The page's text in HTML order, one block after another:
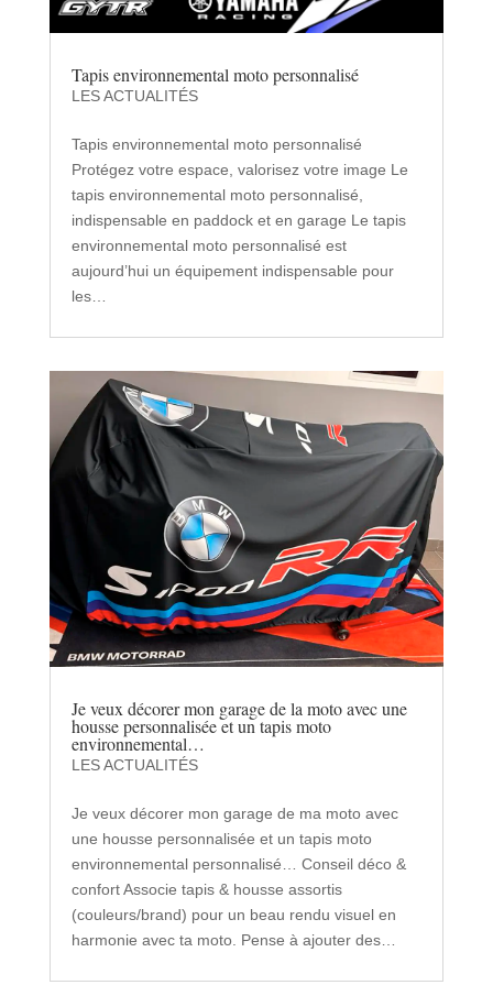
Tapis environnemental moto personnalisé
LES ACTUALITÉS
Tapis environnemental moto personnalisé
Protégez votre espace, valorisez votre image Le
tapis environnemental moto personnalisé,
indispensable en paddock et en garage Le tapis
environnemental moto personnalisé est
aujourd’hui un équipement indispensable pour
les…
Je veux décorer mon garage de la moto avec une
housse personnalisée et un tapis moto
environnemental…
LES ACTUALITÉS
Je veux décorer mon garage de ma moto avec
une housse personnalisée et un tapis moto
environnemental personnalisé… Conseil déco &
confort Associe tapis & housse assortis
(couleurs/brand) pour un beau rendu visuel en
harmonie avec ta moto. Pense à ajouter des…